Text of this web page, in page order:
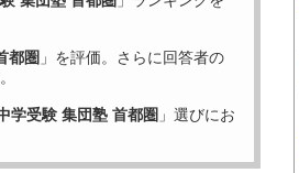
都圏 」を評価。さらに回答者の
学受験 集団塾 首都圏 」選びにお